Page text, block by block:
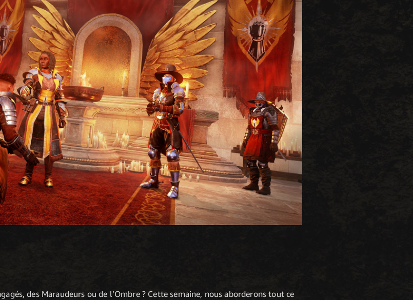
des Maraudeurs ou de l’Ombre ? Cette semaine, nous aborderons tout ce